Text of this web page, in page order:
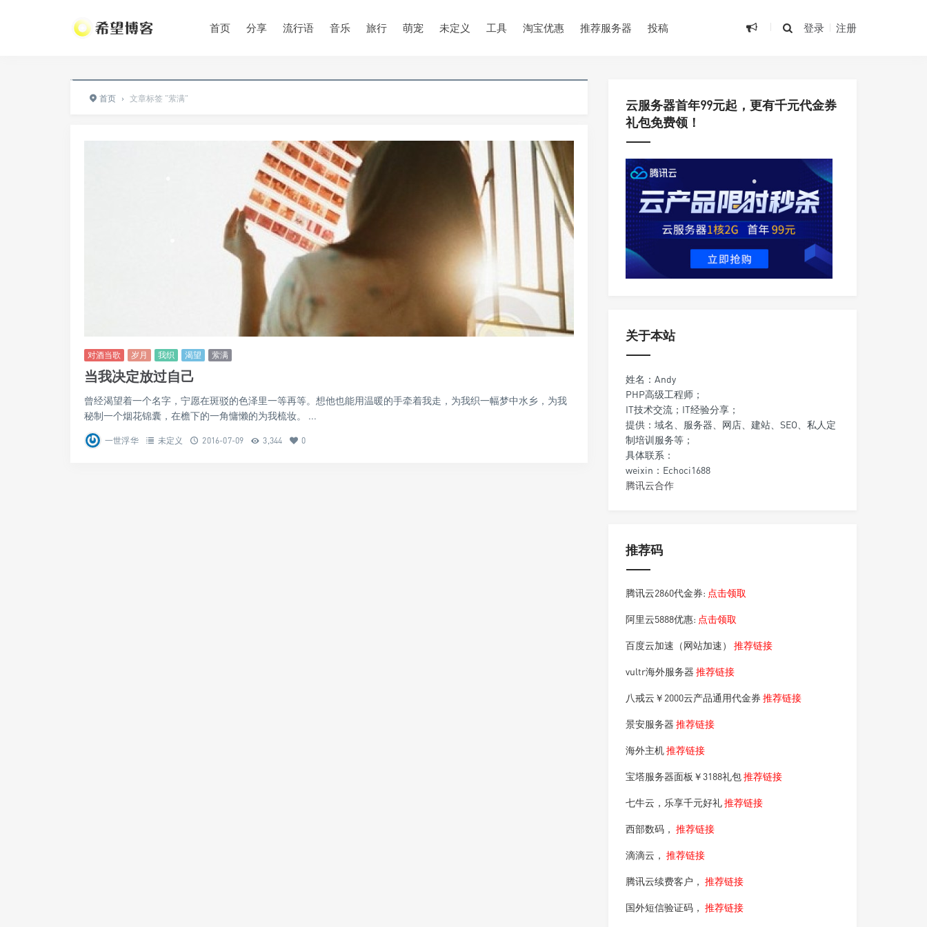
首页 分享 流行语 音乐 旅行 萌宠 未定义 工具 淘宝优惠 推荐服务器 投稿 登录 注册
首页 › 文章标签 "萦满"
对酒当歌 岁月 我织 渴望 萦满
当我决定放过自己
曾经渴望着一个名字，宁愿在斑驳的色泽里一等再等。想他也能用温暖的手牵着我走，为我织一幅梦中水乡，为我
秘制一个烟花锦囊，在檐下的一角慵懒的为我梳妆。 ...
一世浮华 未定义 2016-07-09 3,344 0
云服务器首年99元起，更有千元代金券
礼包免费领！
关于本站
姓名：Andy
PHP高级工程师；
IT技术交流；IT经验分享；
提供：域名、服务器、网店、建站、SEO、私人定
制培训服务等；
具体联系：
weixin：Echoci1688
腾讯云合作
推荐码
腾讯云2860代金券: 点击领取
阿里云5888优惠: 点击领取
百度云加速（网站加速）推荐链接
vultr海外服务器推荐链接
八戒云￥2000云产品通用代金券推荐链接
景安服务器推荐链接
海外主机推荐链接
宝塔服务器面板￥3188礼包推荐链接
七牛云，乐享千元好礼推荐链接
西部数码，推荐链接
滴滴云，推荐链接
腾讯云续费客户，推荐链接
国外短信验证码，推荐链接
•
•